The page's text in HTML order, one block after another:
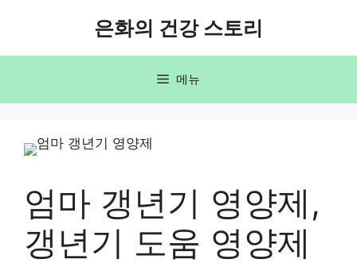
너
은화의 건강 스토리
메뉴
엄마 갱년기 영양제,
갱년기 도움 영양제